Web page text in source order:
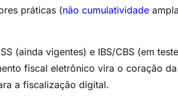
práticas (não cumulatividade
(ainda vigentes) e IBS/CBS (em
fiscal eletrônico vira o coração da
a fiscalização digital.